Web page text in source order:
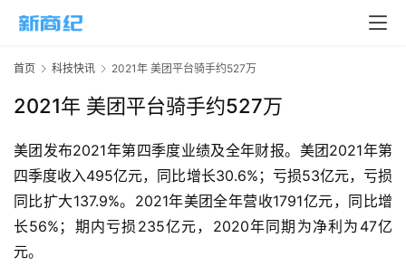
商
业
5
G
人
工
首页 科技快讯 2021年 美团平台骑手约527万
2021年 美团平台骑手约527万
美团发布2021年第四季度业绩及全年财报。美团2021年第
四季度收入495亿元，同比增长30.6%；亏损53亿元，亏损
同比扩大137.9%。2021年美团全年营收1791亿元，同比增
长56%；期内亏损235亿元，2020年同期为净利为47亿
元。